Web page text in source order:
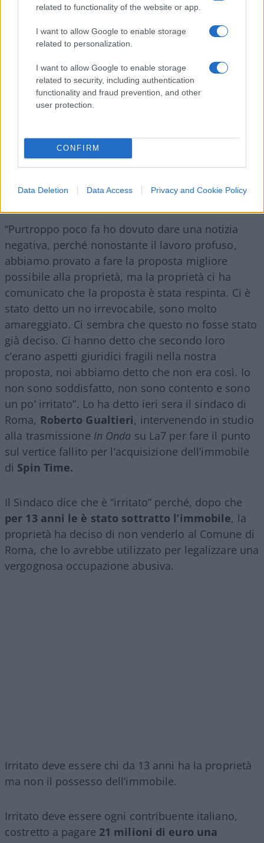
related to functionality of the website or app.
I want to allow Google to enable storage
related to personalization.
I want to allow Google to enable storage
related to security, including authentication
functionality and fraud prevention, and other
user protection.
CONFIRM
Data Deletion Data Access Privacy and Cookie Policy
“Purtroppo poco fa ho dovuto dare una notizia
negativa, perché nonostante il lavoro profuso,
abbiamo provato a fare la proposta migliore
possibile alla proprietà, ma la proprietà ci ha
comunicato che la proposta è stata respinta. Ci è
stato detto un no irrevocabile, sono molto
amareggiato. Ci sembra che questo no fosse stato
già deciso. Ci hanno detto che secondo loro
c’erano aspetti giuridici fragili nella nostra
proposta, noi abbiamo detto che non era così. Io
non sono soddisfatto, non sono contento e sono
un po’ irritato”. Lo ha detto ieri sera il sindaco di
Roma, Roberto Gualtieri, intervenendo in studio
alla trasmissione In Onda su La7 per fare il punto
sul vertice fallito per l’acquisizione dell’immobile
di Spin Time.
Il Sindaco dice che è “irritato” perché, dopo che
per 13 anni le è stato sottratto l’immobile, la
proprietà ha deciso di non venderlo al Comune di
Roma, che lo avrebbe utilizzato per legalizzare una
vergognosa occupazione abusiva.
Irritato deve essere chi da 13 anni ha la proprietà
ma non il possesso dell’immobile.
Irritato deve essere ogni contribuente italiano,
costretto a pagare 21 milioni di euro una